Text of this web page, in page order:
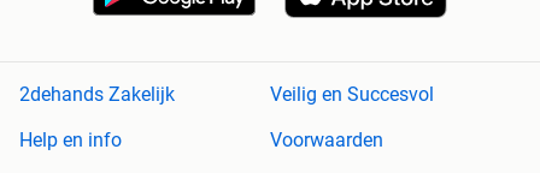
2dehands Zakelijk
Veilig en Succesvol
Help en info
Voorwaarden